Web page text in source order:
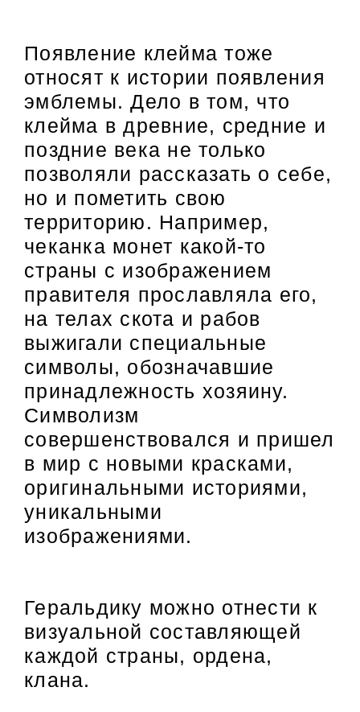
Появление клейма тоже
относят к истории появления
эмблемы. Дело в том, что
клейма в древние, средние и
поздние века не только
позволяли рассказать о себе,
но и пометить свою
территорию. Например,
чеканка монет какой-то
страны с изображением
правителя прославляла его,
на телах скота и рабов
выжигали специальные
символы, обозначавшие
принадлежность хозяину.
Символизм
совершенствовался и пришел
в мир с новыми красками,
оригинальными историями,
уникальными
изображениями.
Геральдику можно отнести к
визуальной составляющей
каждой страны, ордена,
клана.